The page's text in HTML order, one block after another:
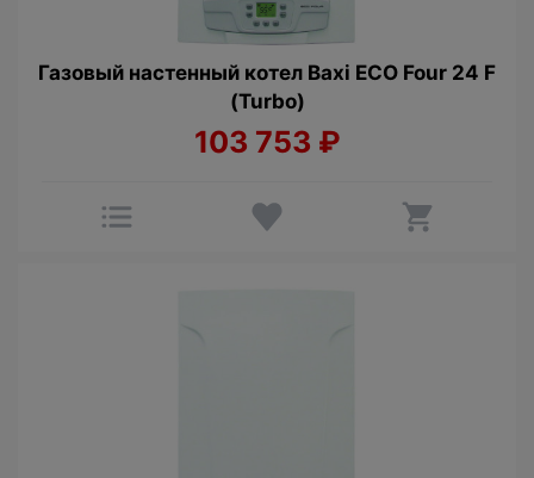
Газовый настенный котел Baxi ECO Four 24 F
(Turbo)
103 753 ₽